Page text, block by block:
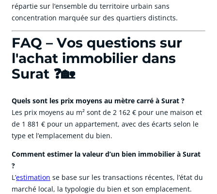
répartie sur l’ensemble du territoire urbain sans
concentration marquée sur des quartiers distincts.
FAQ – Vos questions sur
l'achat immobilier dans
Surat ❓🏡
Quels sont les prix moyens au mètre carré à Surat ?
Les prix moyens au m² sont de 2 162 € pour une maison et
de 1 881 € pour un appartement, avec des écarts selon le
type et l’emplacement du bien.
Comment estimer la valeur d’un bien immobilier à Surat
?
L’estimation se base sur les transactions récentes, l’état du
marché local, la typologie du bien et son emplacement.